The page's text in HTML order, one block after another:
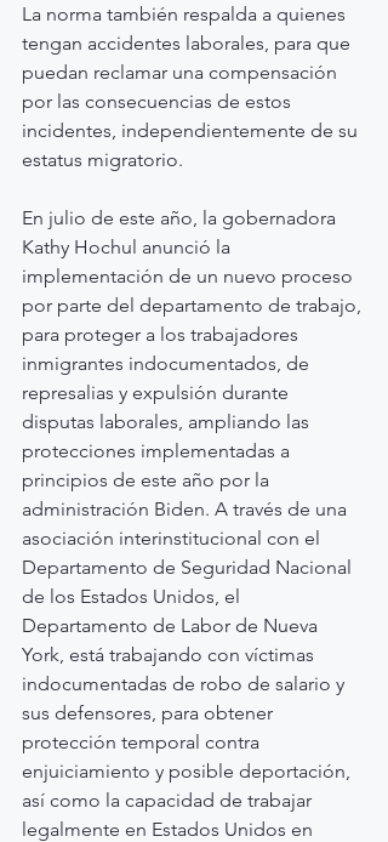
La norma también respalda a quienes
tengan accidentes laborales, para que
puedan reclamar una compensación
por las consecuencias de estos
incidentes, independientemente de su
estatus migratorio.
En julio de este año, la gobernadora
Kathy Hochul anunció la
implementación de un nuevo proceso
por parte del departamento de trabajo,
para proteger a los trabajadores
inmigrantes indocumentados, de
represalias y expulsión durante
disputas laborales, ampliando las
protecciones implementadas a
principios de este año por la
administración Biden. A través de una
asociación interinstitucional con el
Departamento de Seguridad Nacional
de los Estados Unidos, el
Departamento de Labor de Nueva
York, está trabajando con víctimas
indocumentadas de robo de salario y
sus defensores, para obtener
protección temporal contra
enjuiciamiento y posible deportación,
así como la capacidad de trabajar
legalmente en Estados Unidos en